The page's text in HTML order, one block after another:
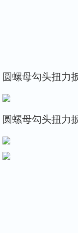
圆螺母勾头扭力
圆螺母勾头扭力